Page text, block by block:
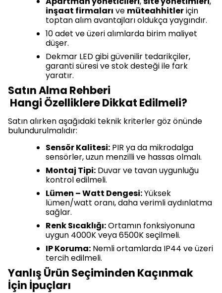
inşaat firmaları ve müteahhitleriçin
toptan alım avantajları oldukça yaygındır.
10 adet ve üzeri alımlarda birim maliyet
düşer.
Dekmar LED gibi güvenilir tedarikçiler,
garanti süresi ve stok desteği ile fark
yaratır.
Satın Alma Rehberi
Hangi Özelliklere Dikkat Edilmeli?
Satın alırken aşağıdaki teknik kriterler göz önünde
bulundurulmalıdır:
Sensör Kalitesi: PIR ya da mikrodalga
sensörler, uzun menzilli ve hassas olmalı.
Montaj Tipi: Duvar ve tavan uygunluğu
kontrol edilmeli.
Lümen – Watt Dengesi:Yüksek
lümen/watt oranı, daha verimli aydınlatma
sağlar.
Renk Sıcaklığı:Ortamın fonksiyonuna
uygun 4000K veya 6500K seçilmeli.
IP Koruma: Nemli ortamlarda IP44 ve üzeri
tercih edilmeli.
Yanlış Ürün Seçiminden Kaçınmak
İçin İpuçları